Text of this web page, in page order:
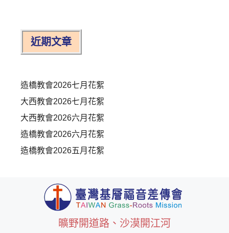
近期文章
造橋教會2026七月花絮
大西教會2026七月花絮
大西教會2026六月花絮
造橋教會2026六月花絮
造橋教會2026五月花絮
曠野開道路、沙漠開江河